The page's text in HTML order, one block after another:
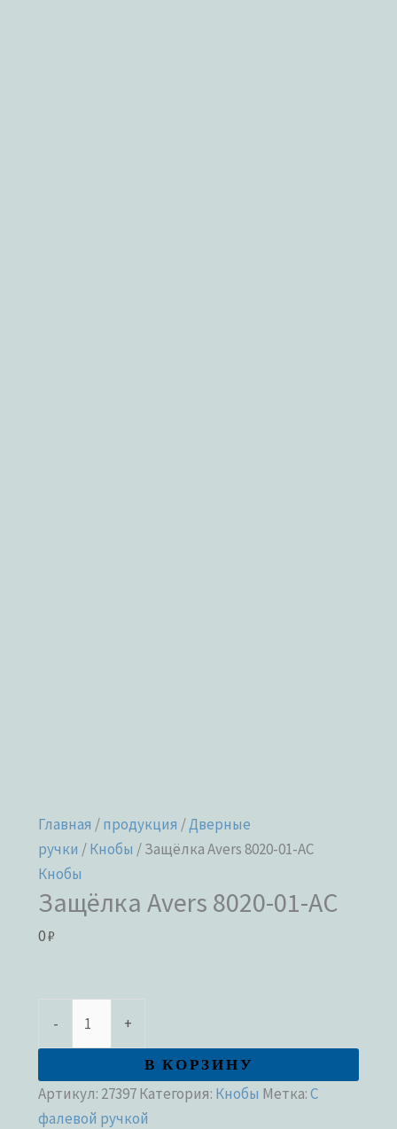
Главная /продукция /Дверные
ручки /Кнобы / Защёлка Avers 8020-01-AC
Кнобы
Защёлка Avers 8020-01-AC
0₽
- +
В КОРЗИНУ
Артикул: 27397Категория: Кнобы Метка:С
фалевой ручкой